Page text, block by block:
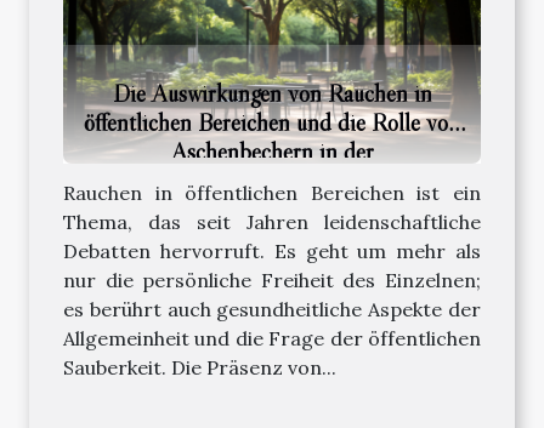
Die Auswirkungen von Rauchen in
öffentlichen Bereichen und die Rolle von
Aschenbechern in der
Gesundheitsprävention
Rauchen in öffentlichen Bereichen ist ein
Thema, das seit Jahren leidenschaftliche
Debatten hervorruft. Es geht um mehr als
nur die persönliche Freiheit des Einzelnen;
es berührt auch gesundheitliche Aspekte der
Allgemeinheit und die Frage der öffentlichen
Sauberkeit. Die Präsenz von...